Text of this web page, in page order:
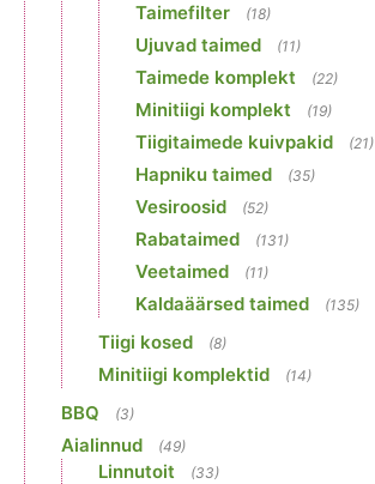
Taimefilter (18)
Ujuvad taimed (11)
Taimede komplekt (22)
Minitiigi komplekt (19)
Tiigitaimede kuivpakid (21)
Hapniku taimed (35)
Vesiroosid (52)
Rabataimed (131)
Veetaimed (11)
Kaldaäärsed taimed (135)
Tiigi kosed (8)
Minitiigi komplektid (14)
BBQ (3)
Aialinnud (49)
Linnutoit (33)